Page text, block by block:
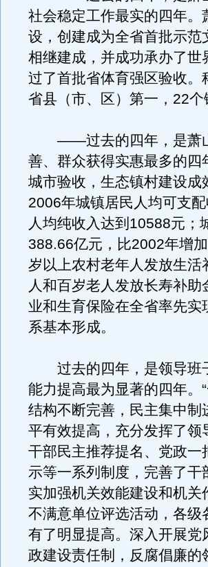
社会稳定工作最实的四年。
设，创建成为全省首批示
相继建成，并成功承办了
过了首批省体育强区验收
省县（市、区）第一，22
——过去的四年，是萧山
善、群众获得实惠最多的
城市验收，生态镇村建设
2006年城镇居民人均可支
人均纯收入达到10588元；
388.66亿元，比2002年增
岁以上农村老年人发放生
人和百岁老人发放长寿补
业和生育保险在全省率先
系基本形成。
过去的四年，是领导班
能力提高最为显著的四年。
结构不断完善，民主集中
平有效提高，充分发挥了
干部民主推荐提名、党政
示等一系列制度，完善了
实加强机关效能建设和机
不满意单位评选活动，各
有了明显提高。深入开展
政建设责任制，反腐倡廉